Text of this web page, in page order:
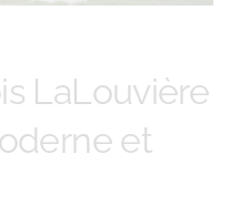
LaLouvière
et